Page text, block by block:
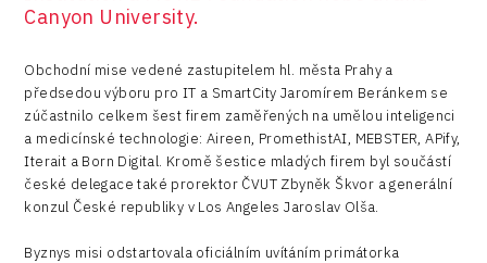
Canyon University.
Obchodní mise vedené zastupitelem hl. města Prahy a
předsedou výboru pro IT a SmartCity Jaromírem Beránkem se
zúčastnilo celkem šest firem zaměřených na umělou inteligenci
a medicínské technologie: Aireen, PromethistAI, MEBSTER, APify,
Iterait a Born Digital. Kromě šestice mladých firem byl součástí
české delegace také prorektor ČVUT Zbyněk Škvor a generální
konzul České republiky v Los Angeles Jaroslav Olša.
Byznys misi odstartovala oficiálním uvítáním primátorka